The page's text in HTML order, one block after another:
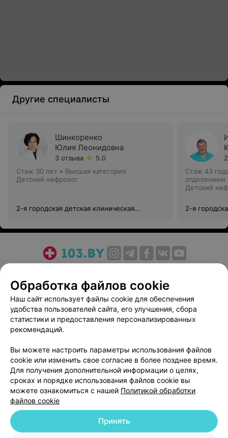
Другие специалисты
Шинкоренко
Юлия Леонидовна
3 отзыва
5.0
Стаж 30 лет • Высшая категория
Детский нефролог
2-я городская детская клиническая
Стаж 43
отделением
Детский
2-я
Медицинский маркетинг
Публичный договор
Пользовательское соглашение
Способы оплаты
Вакансии
Партнеры
Написать руководителю 103.by
Персональные настройки cookie
Обработка персональных данных
Обработка файлов cookie
Наш сайт использует файлы cookie для обеспечения
удобства пользователей сайта, его улучшения, сбора
статистики и предоставления персонализированных
рекомендаций.
Вы можете настроить параметры использования файлов
cookie или изменить свое согласие в более позднее время.
Для получения дополнительной информации о целях,
сроках и порядке использования файлов cookie вы
можете ознакомиться с нашей Политикой обработки
файлов cookie
Принять